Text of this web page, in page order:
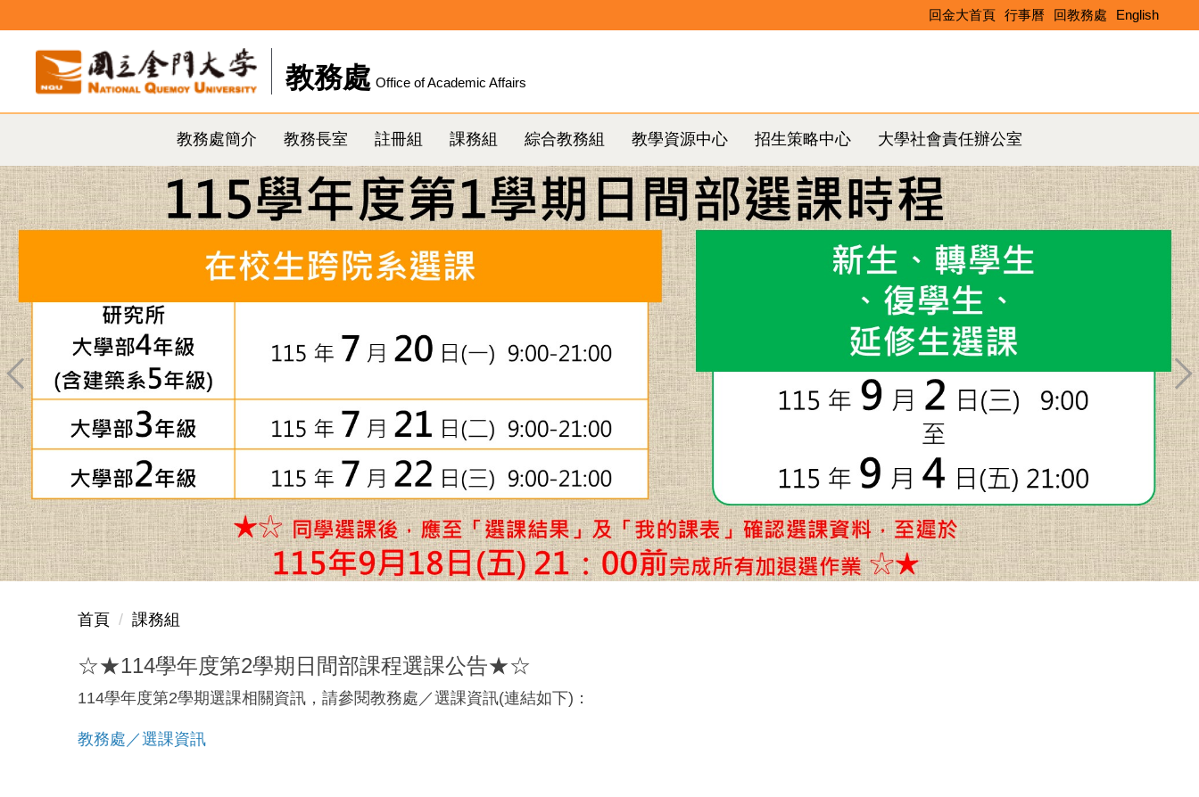
內
教務處 Office of Academic Affairs
教務處簡介 教務長室 註冊組 課務組 綜合教務組 教學資源中心 招生策略中心 大學社會責任辦公室
回金大首頁 行事曆 回教務處 English
首頁 課務組
☆★114學年度第2學期日間部課程選課公告★☆
114學年度第2學期選課相關資訊，請參閱教務處／選課資訊(連結如下)：
教務處／選課資訊